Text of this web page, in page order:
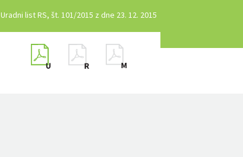
Uradni list RS, št. 101/2015 z dne 23. 12. 2015